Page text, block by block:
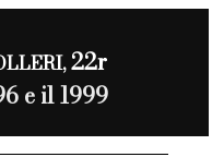
22r
e il 1999